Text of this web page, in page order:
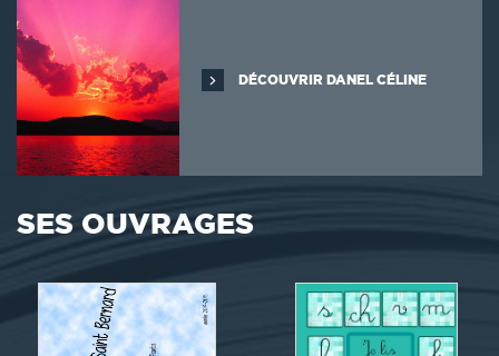
DÉCOUVRIR DANEL CÉLINE
SES OUVRAGES